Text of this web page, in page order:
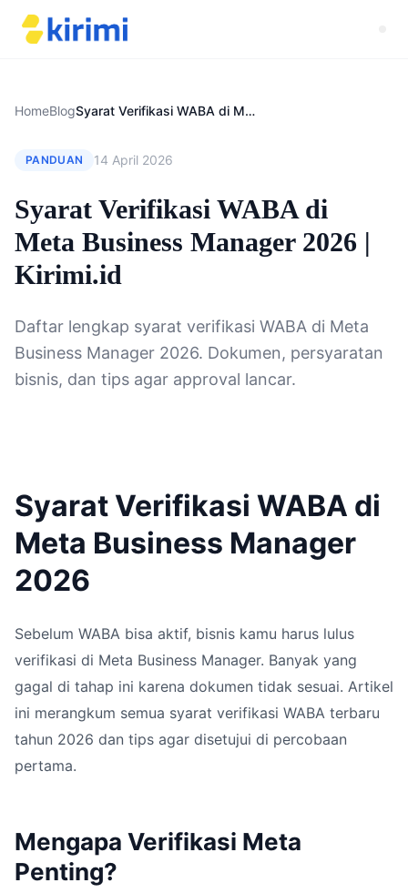
HomeBlog Syarat Verifikasi WABA di Meta Business Manager 2026 | Kirimi.id
PANDUAN 14 April 2026
Syarat Verifikasi WABA di
Meta Business Manager 2026 |
Kirimi.id
Daftar lengkap syarat verifikasi WABA di Meta
Business Manager 2026. Dokumen, persyaratan
bisnis, dan tips agar approval lancar.
Syarat Verifikasi WABA di
Meta Business Manager
2026
Sebelum WABA bisa aktif, bisnis kamu harus lulus
verifikasi di Meta Business Manager. Banyak yang
gagal di tahap ini karena dokumen tidak sesuai. Artikel
ini merangkum semua syarat verifikasi WABA terbaru
tahun 2026 dan tips agar disetujui di percobaan
pertama.
Mengapa Verifikasi Meta
Penting?